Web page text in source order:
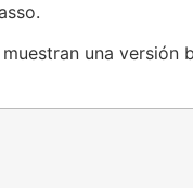
muestran una